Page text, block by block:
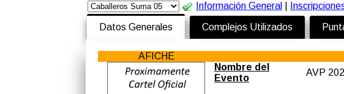
Información General
Datos Generales Complejos Utilizados
AFICHE
Nombre del
Evento
AVP